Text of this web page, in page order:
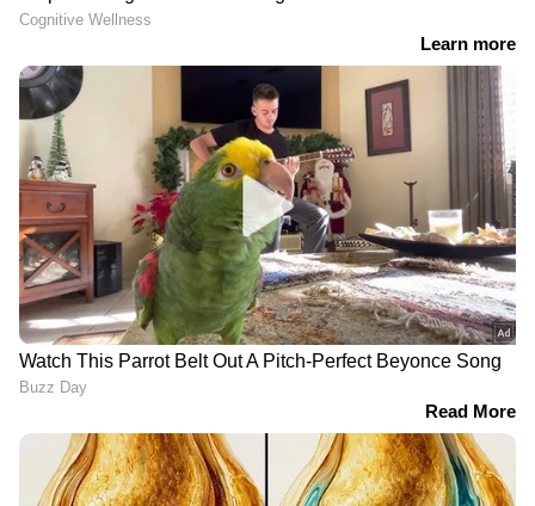
ഇന്ത്യൻ ബാങ്കിനെ തട്ടിച്ച് DSA;
കൊച്ചിയിൽ 29 കോടി തട്ടിച്ച്
മൈമോ ഫിനാൻഷ്യൽ സർവീസസ് |
Indian bank
കർണാടകത്തിൽ KSRTC ബസ്
അപകടത്തിൽപ്പെട്ട സംഭവം:
സിംഗിൾ ഡ്രൈവർ ഡ്യൂട്ടിയാണ്
അപകടകാരണമെന്ന് ജീവനക്കാർ